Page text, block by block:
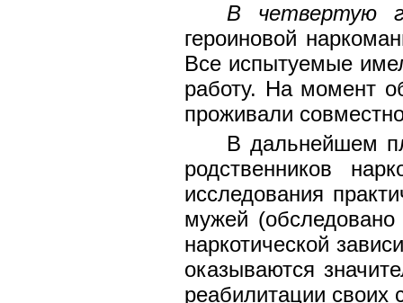
В четвертую
героиновой
Все испытуемые
работу. На момент
проживали
В дальнейшем
родственников
исследования
мужей
наркотической
оказываются
реабилитации своих